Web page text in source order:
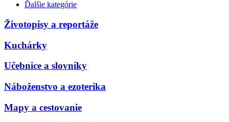
Ďalšie kategórie
Životopisy a reportáže
Kuchárky
Učebnice a slovníky
Náboženstvo a ezoterika
Mapy a cestovanie